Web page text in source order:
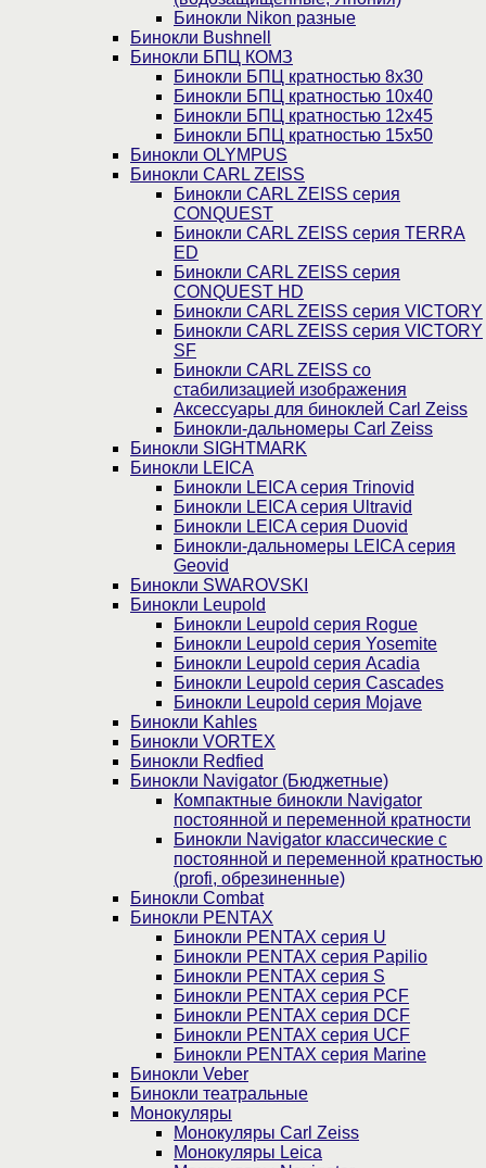
Бинокли Nikon разные
Бинокли Bushnell
Бинокли БПЦ КОМЗ
Бинокли БПЦ кратностью 8х30
Бинокли БПЦ кратностью 10х40
Бинокли БПЦ кратностью 12х45
Бинокли БПЦ кратностью 15х50
Бинокли OLYMPUS
Бинокли CARL ZEISS
Бинокли CARL ZEISS серия
CONQUEST
Бинокли CARL ZEISS серия TERRA
ED
Бинокли CARL ZEISS серия
CONQUEST HD
Бинокли CARL ZEISS серия VICTORY
Бинокли CARL ZEISS серия VICTORY
SF
Бинокли CARL ZEISS со
стабилизацией изображения
Аксессуары для биноклей Carl Zeiss
Бинокли-дальномеры Carl Zeiss
Бинокли SIGHTMARK
Бинокли LEICA
Бинокли LEICA серия Trinovid
Бинокли LEICA серия Ultravid
Бинокли LEICA серия Duovid
Бинокли-дальномеры LEICA серия
Geovid
Бинокли SWAROVSKI
Бинокли Leupold
Бинокли Leupold серия Rogue
Бинокли Leupold серия Yosemite
Бинокли Leupold серия Acadia
Бинокли Leupold серия Cascades
Бинокли Leupold серия Mojave
Бинокли Kahles
Бинокли VORTEX
Бинокли Redfied
Бинокли Navigator (Бюджетные)
Компактные бинокли Navigator
постоянной и переменной кратности
Бинокли Navigator классические с
постоянной и переменной кратностью
(profi, обрезиненные)
Бинокли Combat
Бинокли PENTAX
Бинокли PENTAX серия U
Бинокли PENTAX серия Papilio
Бинокли PENTAX серия S
Бинокли PENTAX серия PCF
Бинокли PENTAX серия DCF
Бинокли PENTAX серия UCF
Бинокли PENTAX серия Marine
Бинокли Veber
Бинокли театральные
Монокуляры
Монокуляры Carl Zeiss
Монокуляры Leica